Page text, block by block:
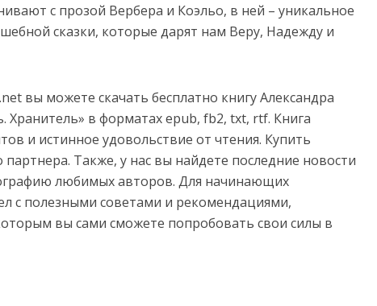
с прозой Вербера и Коэльо, в ней – уникальное
сказки, которые дарят нам Веру, Надежду и
вы можете скачать бесплатно книгу Александра
в форматах epub, fb2, txt, rtf. Книга
и истинное удовольствие от чтения. Купить
Также, у нас вы найдете последние новости
любимых авторов. Для начинающих
с полезными советами и рекомендациями,
вы сами сможете попробовать свои силы в